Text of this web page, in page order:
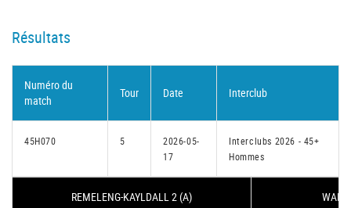
Résultats
Numéro du
match
Tour Date Interclub
45H070 5
2026-05-
17
Interclubs 2026 - 45+
Hommes
REMELENG-KAYLDALL 2 (A)